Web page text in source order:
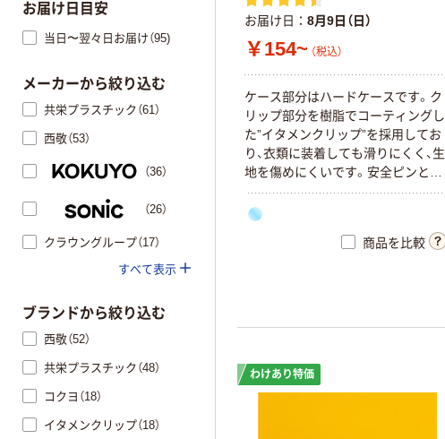
お届け日 8月9日（日）
￥154~ （税込）
ケース部分はハードケースです。ク
リップ部分を樹脂でコーティングし
た”イタメンクリップ”を採用してお
り、衣類に装着しても滑りにくく、生
地を傷めにくいです。安全ピンとク
リップがついた両用型です。サイド
から挿入するタイプ。
商品を比較
わけあり特価
お届け日目安
当日〜翌々日お届け（95)
メーカーから絞り込む
共栄プラスチック（61）
西敬（53）
（36）
（26）
クラウングループ（17）
すべて表示
ブランドから絞り込む
西敬（52）
共栄プラスチック（48）
コクヨ（18）
イタメンクリップ（18）